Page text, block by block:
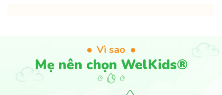
Vì sao
Mẹ nên chọn WelKids®